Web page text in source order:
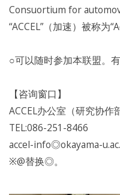
Consuortium for
“ACCEL”（加速）被称为
○可以随时参加本联盟。
【咨询窗口】
ACCEL办公室（研究协
TEL:086-251-8466
accel-info◎okayama-
※@替换◎。